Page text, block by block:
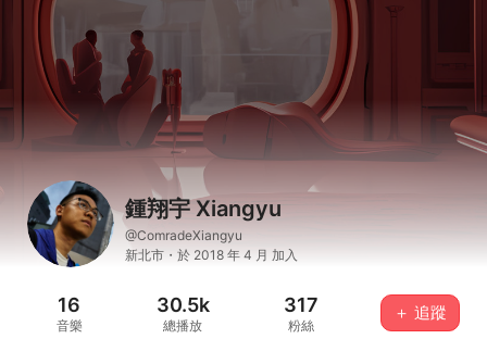
鍾翔宇 Xiangyu
@ComradeXiangyu
新北市・於 2018 年 4 月 加入
16
音樂
30.5k
總播放
317
粉絲
＋ 追蹤